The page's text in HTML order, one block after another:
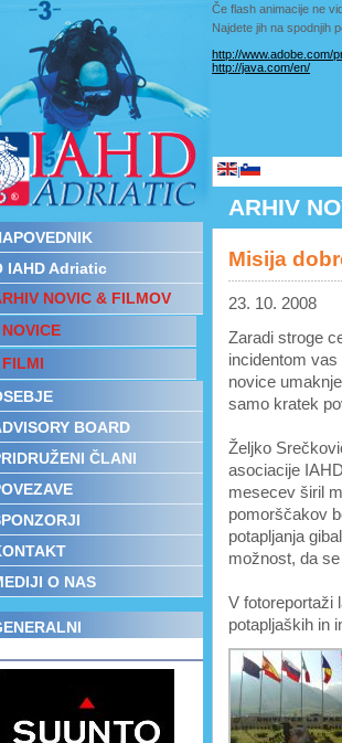
Če flash animacije ne
Najdete jih na spodnjih
http://www.adobe.com/
http://java.com/en/
IAHD Adriatic
NOVIC & FILMOV
NOVICE
FILMI
BOARD
ČLANI
O NAS
|
ARHIV
Misija
23. 10. 2008
Zaradi stroge
incidentom
novice
samo kratek
Željko
asociacije
mesecev širil
pomorščakov
potapljanja
možnost, da
V fotoreportaži
potapljaških in